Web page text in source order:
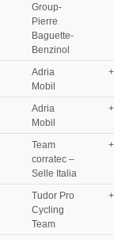
Group-
Pierre
Baguette-
Benzinol
Adria
Mobil
Adria
Mobil
Team
corratec –
Selle Italia
Tudor Pro
Cycling
Team